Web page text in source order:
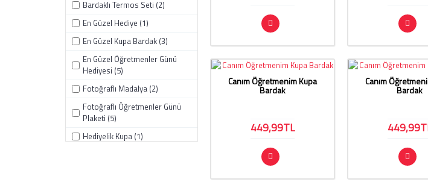
Bardaklı Termos Seti (2)
En Güzel Hediye (1)
En Güzel Kupa Bardak (3)
En Güzel Öğretmenler Günü
Hediyesi (5)
Fotoğraflı Madalya (2)
Fotoğraflı Öğretmenler Günü
Plaketi (5)
Hediyelik Kupa (1)
Canım Öğretmenim Kupa
Bardak
449,99TL
Canım
Bardak